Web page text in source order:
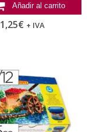
Añadir al carrito
1,25€ + IVA